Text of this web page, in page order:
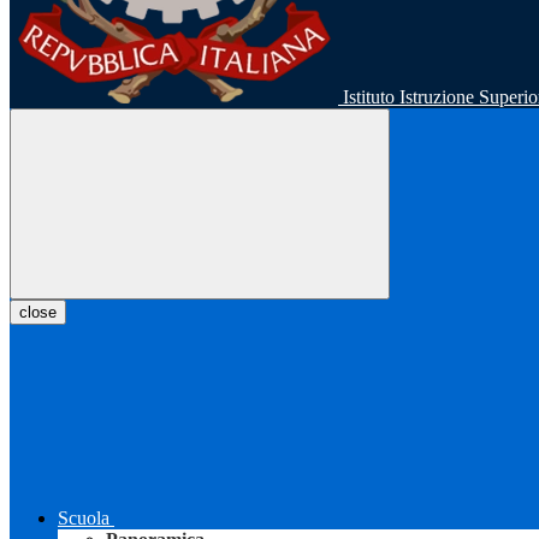
Istituto Istruzione
close
Scuola